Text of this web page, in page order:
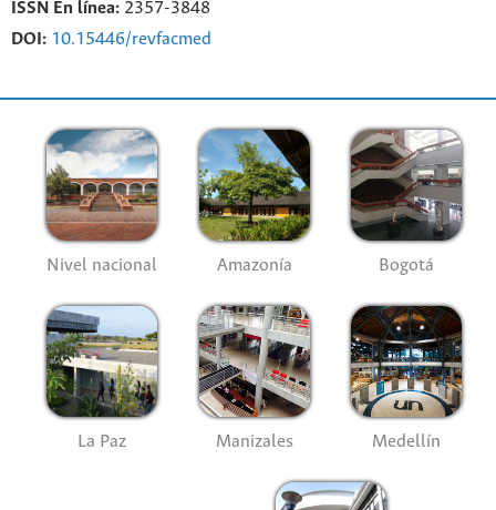
ISSN En línea: 2357-3848
DOI: 10.15446/revfacmed
Nivel nacional Amazonía Bogotá
La Paz Manizales Medellín